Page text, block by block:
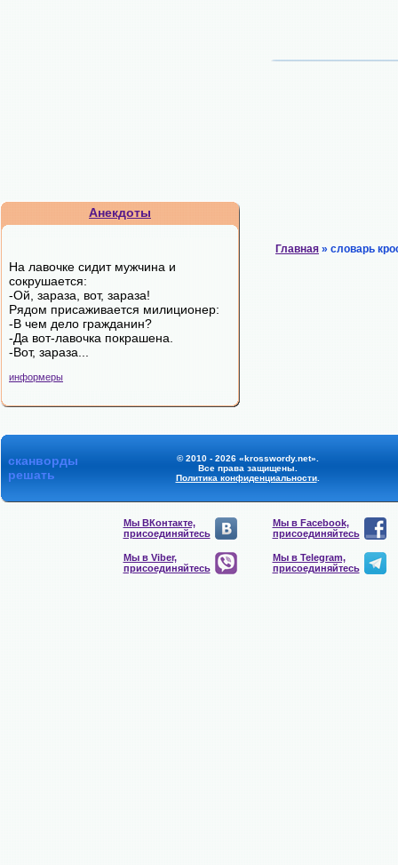
Анекдоты
На лавочке сидит мужчина и
сокpушается:
-Ой, зараза, вот, зараза!
Рядом пpисаживается милиционеp:
-В чем дело гpажданин?
-Да вот-лавочка покpашена.
-Вот, зараза...
информеры
Главная » словарь
сканворды
решать
© 2010 - 2026 «krosswordy.net».
Все права защищены.
Политика конфиденциальности.
Мы ВКонтакте,
присоединяйтесь
Мы в Facebook,
присоединяйтесь
Мы в Viber,
присоединяйтесь
Мы в Telegram,
присоединяйтесь